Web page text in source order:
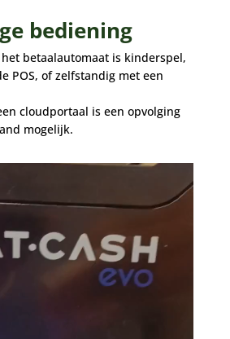
bediening
betaalautomaat is kinderspel,
POS, of zelfstandig met een
cloudportaal is een opvolging
mogelijk.